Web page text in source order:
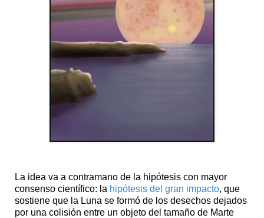
La idea va a contramano de la hipótesis con mayor
consenso científico: la hipótesis del gran impacto, que
sostiene que la Luna se formó de los desechos dejados
por una colisión entre un objeto del tamaño de Marte